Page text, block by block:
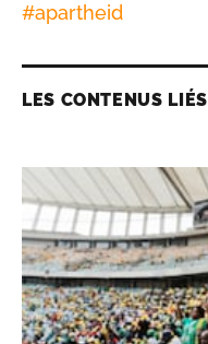
#apartheid
LES CONTENUS LIÉS